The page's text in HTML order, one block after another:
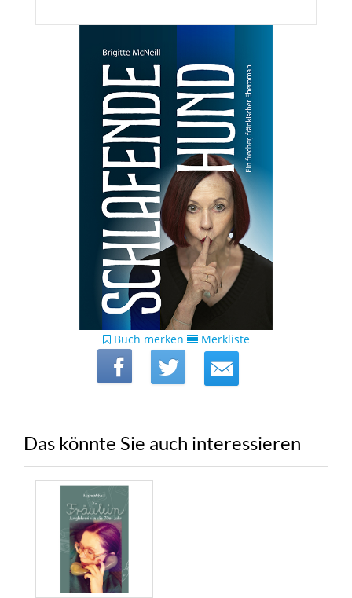
Buch merken Merkliste
Das könnte Sie auch interessieren